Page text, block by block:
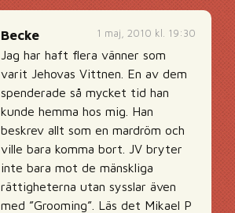
1 maj, 2010 kl. 19:30
Becke
Jag har haft flera vänner som
varit Jehovas Vittnen. En av dem
spenderade så mycket tid han
kunde hemma hos mig. Han
beskrev allt som en mardröm och
ville bara komma bort. JV bryter
inte bara mot de mänskliga
rättigheterna utan sysslar även
med ”Grooming”. Läs det Mikael P